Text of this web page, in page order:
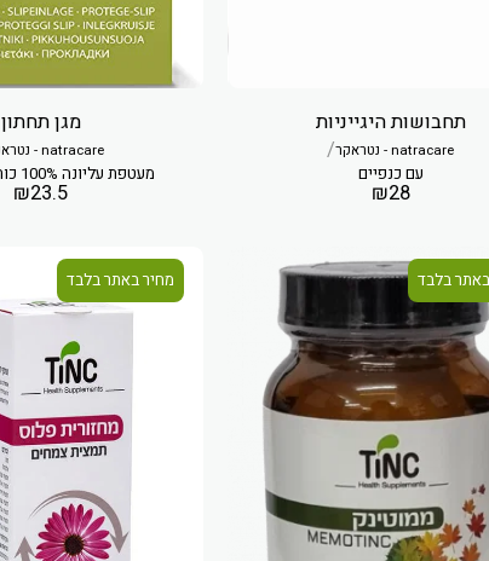
תחבושות היגייניות
natracare - נטראקר /
עם כנפיים
₪28
מגן תחתון
natracare - נטראקר
מעטפת עליונה 100% כותנה אורגנית
₪23.5
בלבד מחיר באתר בלבד